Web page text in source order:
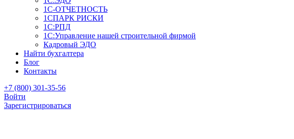
1С-ОТЧЕТНОСТЬ
1СПАРК РИСКИ
1С:РПД
1С:Управление нашей строительной фирмой
Кадровый ЭДО
Найти бухгалтера
Блог
Контакты
+7 (800) 301-35-56
Войти
Зарегистрироваться